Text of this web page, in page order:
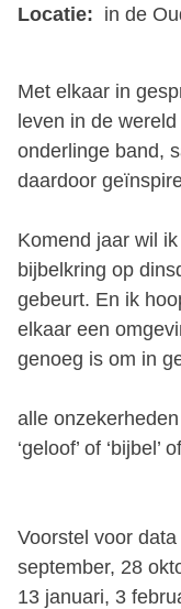
Locatie: in de
Met elkaar in
leven in de
onderlinge band,
daardoor
Komend jaar wil
bijbelkring op
gebeurt. En ik
elkaar een
genoeg is om in
alle
‘geloof’ of ‘bijbel’
Voorstel voor
september, 28
13 januari, 3